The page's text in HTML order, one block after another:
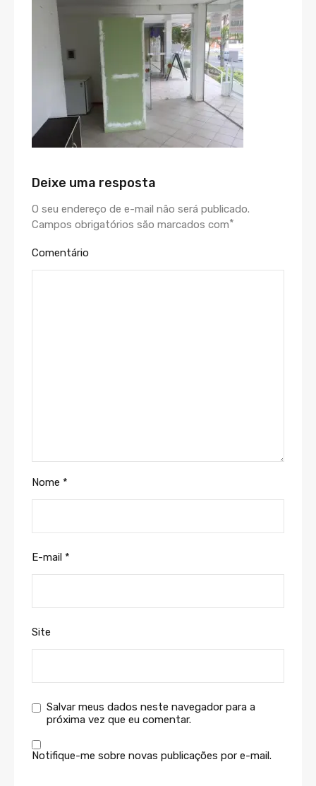
Deixe uma resposta
O seu endereço de e-mail não será publicado.
Campos obrigatórios são marcados com*
Comentário
Nome *
E-mail *
Site
Salvar meus dados neste navegador para a
próxima vez que eu comentar.
Notifique-me sobre novas publicações por e-mail.